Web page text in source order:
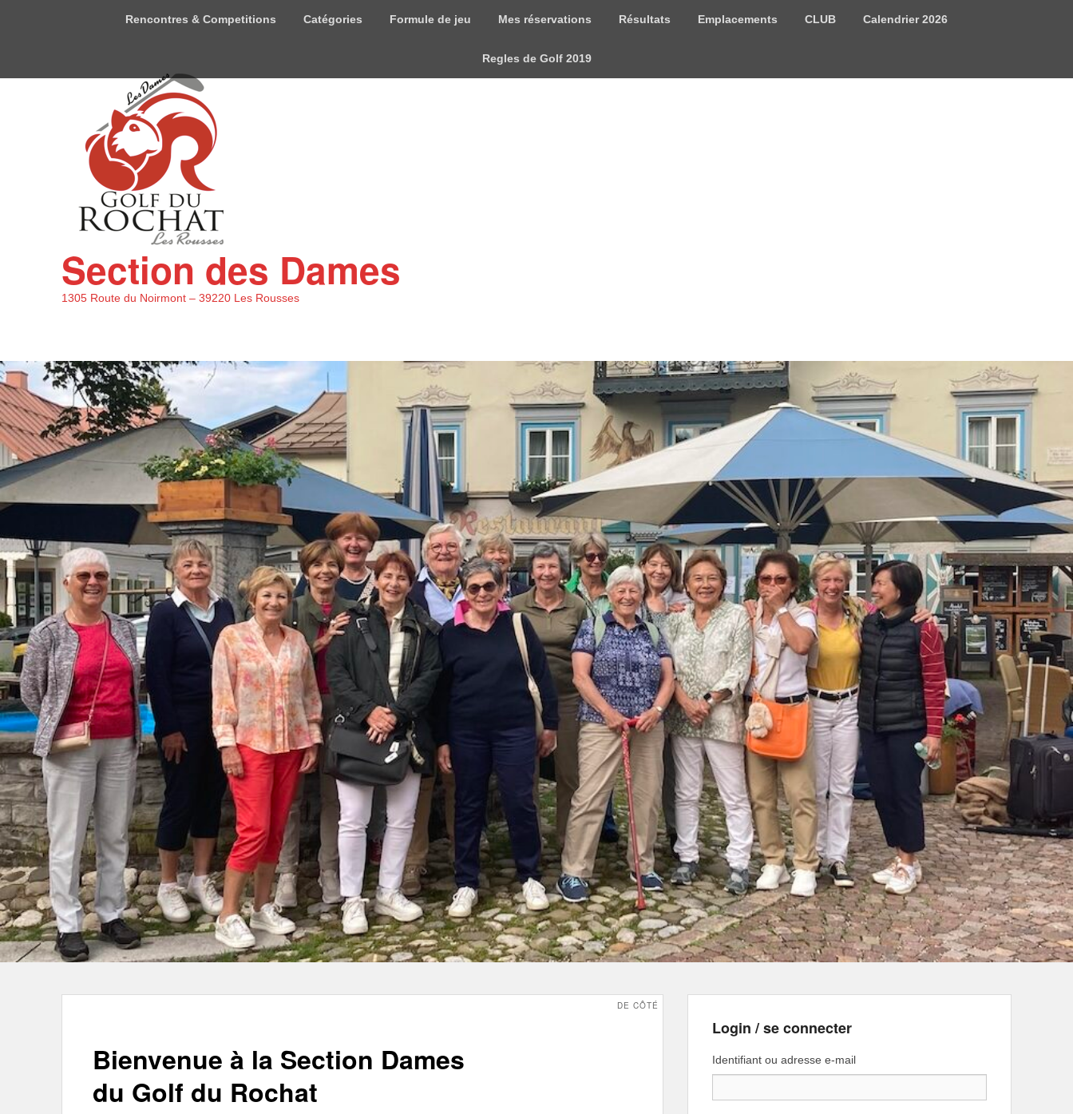
Rencontres & Competitions Catégories Formule de jeu Mes réservations Résultats Emplacements CLUB Calendrier 2026
Regles de Golf 2019
Section des Dames
1305 Route du Noirmont – 39220 Les Rousses
DE CÔTÉ
Bienvenue à la Section Dames
du Golf du Rochat
Login / se connecter
Identifiant ou adresse e-mail